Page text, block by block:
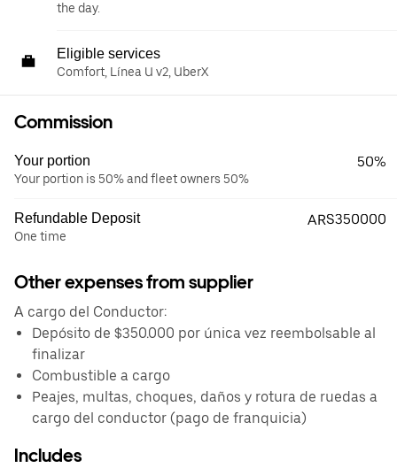
the day.
Eligible services
Comfort, Línea U v2, UberX
Commission
Your portion
Your portion is 50% and fleet owners 50%
50%
Refundable Deposit
One time
ARS350000
Other expenses from supplier
A cargo del Conductor:
Depósito de $350.000 por única vez reembolsable al
finalizar
Combustible a cargo
Peajes, multas, choques, daños y rotura de ruedas a
cargo del conductor (pago de franquicia)
Includes